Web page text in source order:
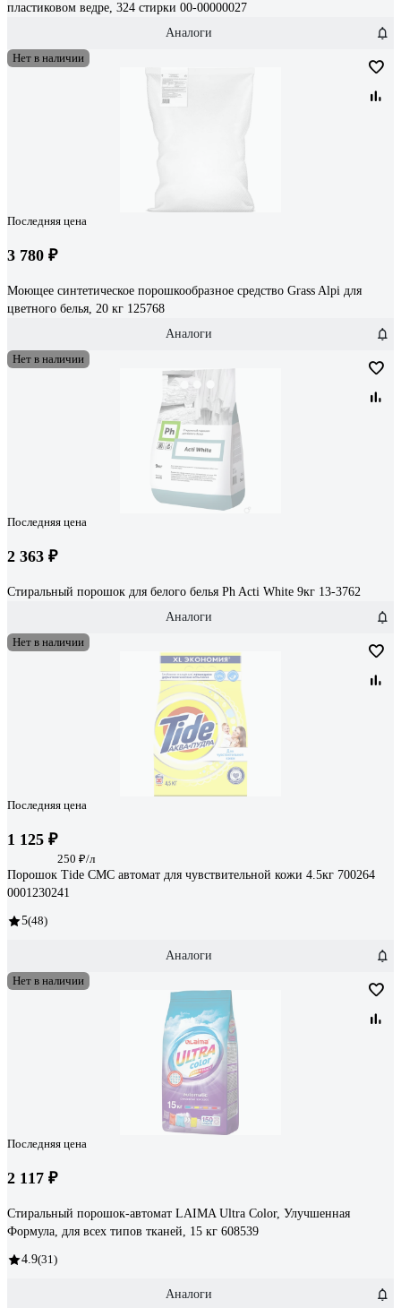
пластиковом ведре, 324 стирки 00-00000027
Аналоги
Нет в наличии
Последняя цена
3 780 ₽
Моющее синтетическое порошкообразное средство Grass Alpi для
цветного белья, 20 кг 125768
Аналоги
Нет в наличии
Последняя цена
2 363 ₽
Стиральный порошок для белого белья Ph Acti White 9кг 13-3762
Аналоги
Нет в наличии
Последняя цена
1 125 ₽
250 ₽/л
Порошок Tide СМС автомат для чувствительной кожи 4.5кг 700264
0001230241
5(48)
Аналоги
Нет в наличии
Последняя цена
2 117 ₽
Стиральный порошок-автомат LAIMA Ultra Color, Улучшенная
Формула, для всех типов тканей, 15 кг 608539
4.9(31)
Аналоги